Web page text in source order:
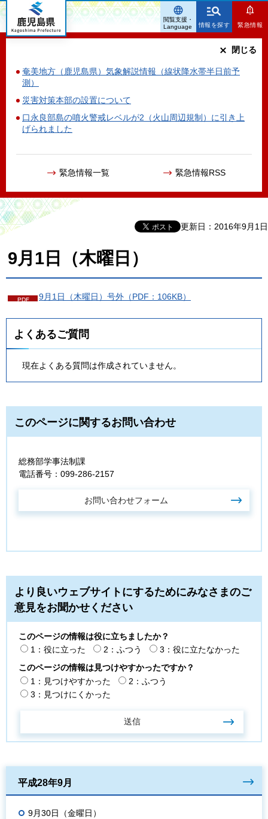
鹿児島県
情報を探す 緊急情報
奄美地方（鹿児島県）気象解説情報（線状降水帯半日前予
測）
災害対策本部の設置について
口永良部島の噴火警戒レベルが2（火山周辺規制）に引き上
げられました
緊急情報一覧 緊急情報RSS
閉じる
閲覧支援・
Language
更新日：2016年9月1日
9月1日（木曜日）
9月1日（木曜日）号外（PDF：106KB）
よくあるご質問
現在よくある質問は作成されていません。
このページに関するお問い合わせ
総務部学事法制課
電話番号：099-286-2157
より良いウェブサイトにするためにみなさまのご
意見をお聞かせください
このページの情報は役に立ちましたか？
1：役に立った
2：ふつう
3：役に立たなかった
このページの情報は見つけやすかったですか？
1：見つけやすかった
2：ふつう
3：見つけにくかった
平成28年9月
9月30日（金曜日）